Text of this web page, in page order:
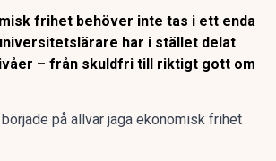
frihet behöver inte tas i ett enda
har i stället delat
– från skuldfri till riktigt gott om
började på allvar jaga ekonomisk frihet